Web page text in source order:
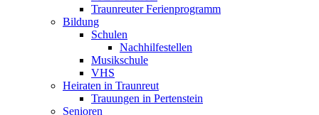
Traunreuter Ferienprogramm
Bildung
Schulen
Nachhilfestellen
Musikschule
VHS
Heiraten in Traunreut
Trauungen in Pertenstein
Senioren